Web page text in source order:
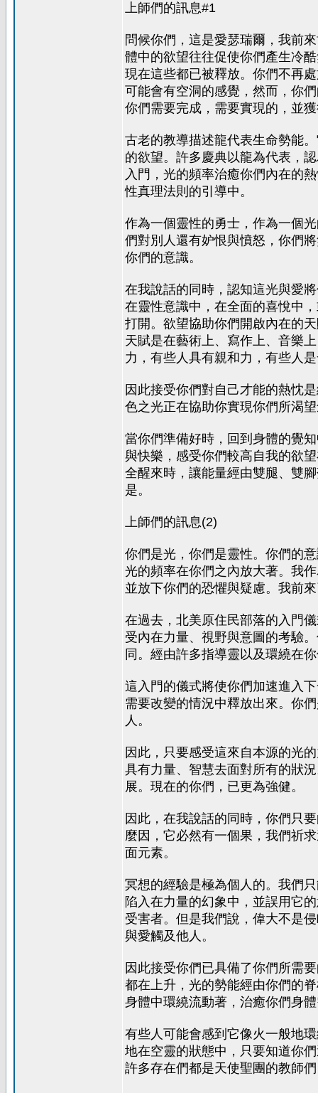
上師們的訊息#1
問候你們，這是愛瑟瑞爾，我前
體中的欲望往往促使你們產生冷
現在這些都已被釋放。你們不再
可能會有空洞的感覺，然而，你
你們需要完成，需要實現的，並
古老的教導描述龍代表生命勢能
的欲望。許多慶典以龍為代表，
入門，光的頻率治癒你們內在的
性真理法則的引導中。
作為一個靈性的勇士，作為一個
們對別人還有妒恨與憤怒，你們
你們的意識。
在我說話的同時，認知這光與愛
在靈性意識中，在全面的喜悅中
打開。欲望協助你們開啟內在的
天賦是在藝術上、寫作上、音樂
力，有些人具有親和力，有些人
因此接受你們對自己才能的熱忱
色之光正在協助你實現你們所渴
當你們準備好時，回到身體的覺
與快樂，感受你們較高自我的欲
全醒來時，讓能量經由雙腿、雙
是。
上師們的訊息(2)
你們是光，你們是靈性。你們的
光的頻率在你們之內放大著。我
並放下你們的恐懼與疑慮。我前
在過去，北美原住民部落的入門
受內在力量、視野與意圖的考驗
同。經由許多指導靈以及環繞在
這入門的儀式將使你們加速進入
需要改變的情況中釋放出來。你
人。
因此，只要感受這來自本源的光
具有力量、智慧去面對所有的狀
展。現在的你們，已更為強健。
因此，在我說話的同時，你們只
麼因，它必然有一個果，我們祈
面元素。
冥想的經驗是極為個人的。我們
陷入在力量的幻象中，並誤用它
受害者。但是我們說，偉大不是
與愛觸及他人。
因此接受你們已具備了你們所需
都在上升，光的勢能經由你們的
身體中環繞流動著，治癒你們身
有些人可能會感到它像火一般地
地在空靈的狀態中，只要知道你
許多存在們都是天使聖團的教師